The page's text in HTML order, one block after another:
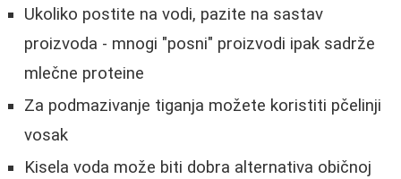
Ukoliko postite na vodi, pazite na sastav
proizvoda - mnogi "posni" proizvodi ipak sadrže
mlečne proteine
Za podmazivanje tiganja možete koristiti pčelinji
vosak
Kisela voda može biti dobra alternativa običnoj